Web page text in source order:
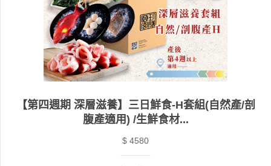
【第四週期 深層滋養】三日鮮食-H套組(自然產/剖
腹產適用) /生鮮食材...
$ 4580